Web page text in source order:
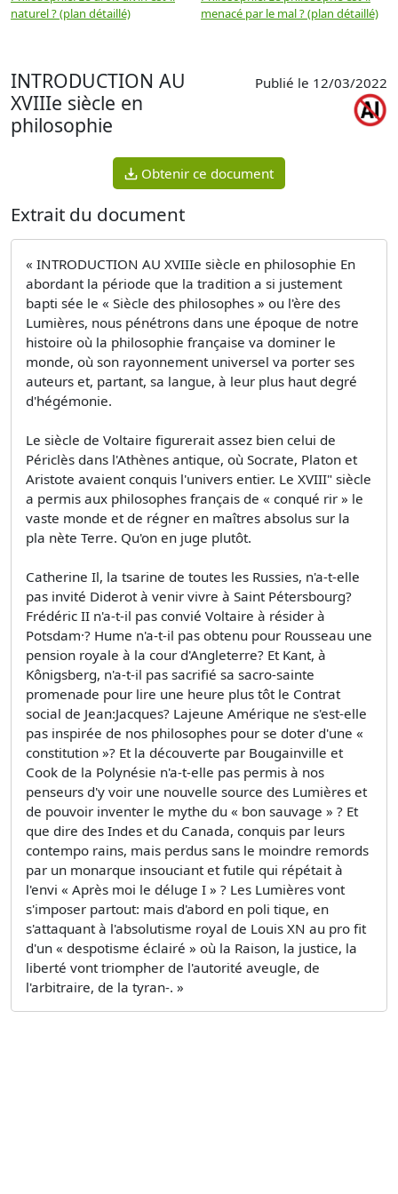
naturel ? (plan détaillé)
menacé par le mal ? (plan détaillé)
INTRODUCTION AU
XVIIIe siècle en
philosophie
Publié le 12/03/2022
Obtenir ce document
Extrait du document
« INTRODUCTION AU XVIIIe siècle en philosophie En
abordant la période que la tradition a si justement
bapti­ sée le « Siècle des philosophes » ou l'ère des
Lumières, nous pénétrons dans une époque de notre
histoire où la philosophie française va dominer le
monde, où son rayonnement universel va porter ses
auteurs et, partant, sa langue, à leur plus haut degré
d'hégémonie.
Le siècle de Voltaire figurerait assez bien celui de
Périclès dans l'Athènes antique, où Socrate, Platon et
Aristote avaient conquis l'univers entier. Le XVIII" siècle
a permis aux philosophes français de « conqué­ rir » le
vaste monde et de régner en maîtres absolus sur la
pla­ nète Terre. Qu'on en juge plutôt.
Catherine Il, la tsarine de toutes les Russies, n'a-t-elle
pas invité Diderot à venir vivre à Saint­ Pétersbourg?
Frédéric II n'a-t-il pas convié Voltaire à résider à
Potsdam·? Hume n'a-t-il pas obtenu pour Rousseau une
pension royale à la cour d'Angleterre? Et Kant, à
Kônigsberg, n'a-t-il pas sacrifié sa sacro-sainte
promenade pour lire une heure plus tôt le Contrat
social de Jean:Jacques? Lajeune Amérique ne s'est-elle
pas inspirée de nos philosophes pour se doter d'une «
constitution »? Et la découverte par Bougainville et
Cook de la Polynésie n'a-t-elle pas permis à nos
penseurs d'y voir une nouvelle source des Lumières et
de pouvoir inventer le mythe du « bon sauvage » ? Et
que dire des Indes et du Canada, conquis par leurs
contempo­ rains, mais perdus sans le moindre remords
par un monarque insouciant et futile qui répétait à
l'envi « Après moi le déluge I » ? Les Lumières vont
s'imposer partout: mais d'abord en poli­ tique, en
s'attaquant à l'absolutisme royal de Louis XN au pro­ fit
d'un « despotisme éclairé » où la Raison, la justice, la
liberté vont triompher de l'autorité aveugle, de
l'arbitraire, de la tyran-. »